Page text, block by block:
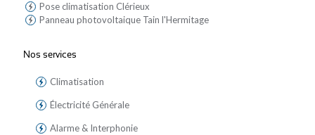
Pose climatisation Clérieux
Panneau photovoltaique Tain l'Hermitage
Nos services
Climatisation
Électricité Générale
Alarme & Interphonie